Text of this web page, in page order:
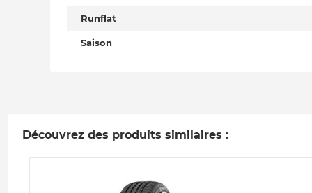
Runflat
Saison
Découvrez des produits similaires :